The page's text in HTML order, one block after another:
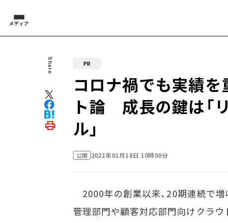
メディア
Share PR
コロナ禍でも実績
ト論 成長の鍵は「
ル」
公開 2021年01月18日 10時00分
2000年の創業以来、20期連続で増
管理部門や顧客対応部門向けクラ